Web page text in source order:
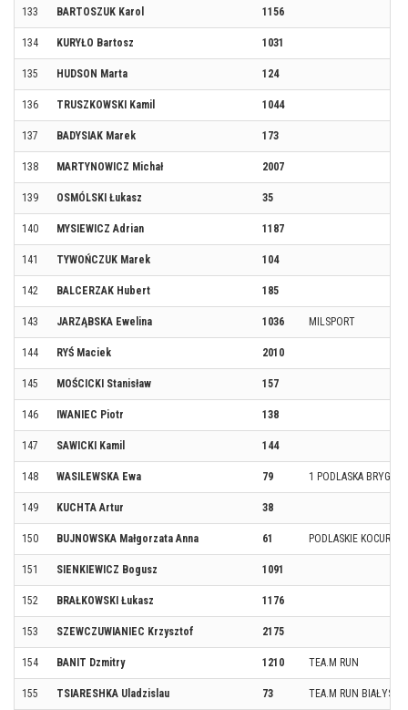
133 BARTOSZUK Karol 1156
134 KURYŁO Bartosz 1031
135 HUDSON Marta 124
136 TRUSZKOWSKI Kamil 1044
137 BADYSIAK Marek 173
138 MARTYNOWICZ Michał 2007
139 OSMÓLSKI Łukasz 35
140 MYSIEWICZ Adrian 1187
141 TYWOŃCZUK Marek 104
142 BALCERZAK Hubert 185
143 JARZĄBSKA Ewelina 1036 MILSPORT
144 RYŚ Maciek 2010
145 MOŚCICKI Stanisław 157
146 IWANIEC Piotr 138
147 SAWICKI Kamil 144
148 WASILEWSKA Ewa 79 1 PODLASKA
149 KUCHTA Artur 38
150 BUJNOWSKA Małgorzata Anna 61 PODLASKIE KOCURY
151 SIENKIEWICZ Bogusz 1091
152 BRAŁKOWSKI Łukasz 1176
153 SZEWCZUWIANIEC Krzysztof 2175
154 BANIT Dzmitry 1210 TEA.M RUN
155 TSIARESHKA Uladzislau 73 TEA.M RUN